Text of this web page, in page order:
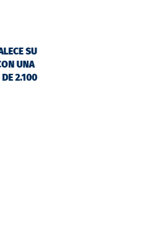
SU
UNA
DE 2.100